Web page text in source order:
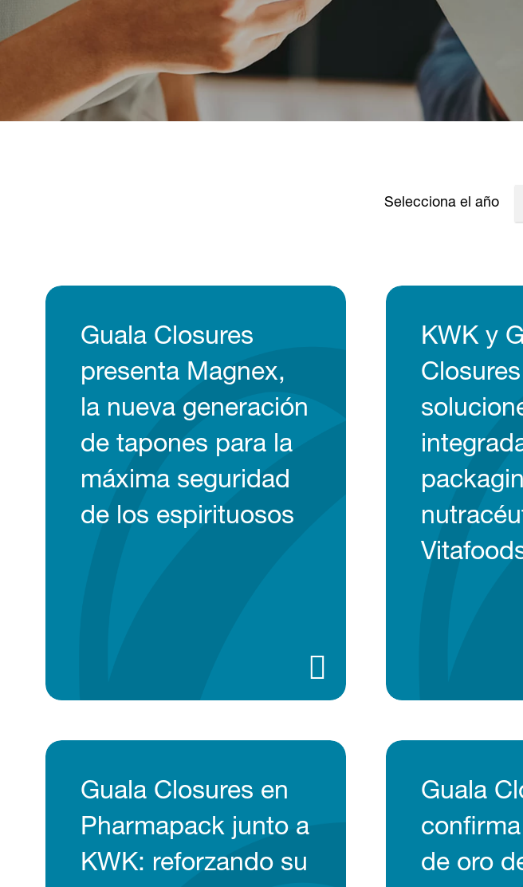
Selecciona el año
Guala Closures
presenta Magnex,
la nueva generación
de tapones para la
máxima seguridad
de los espirituosos
KWK y
Guala Closures en
Pharmapack junto a
KWK: reforzando su
Guala
de oro